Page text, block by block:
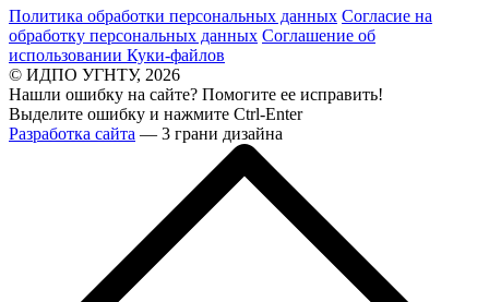
Политика обработки персональных данных Согласие на
обработку персональных данных Соглашение об
использовании Куки-файлов
© ИДПО УГНТУ, 2026
Нашли ошибку на сайте? Помогите ее исправить!
Выделите ошибку и нажмите Ctrl-Enter
Разработка сайта — 3 грани дизайна